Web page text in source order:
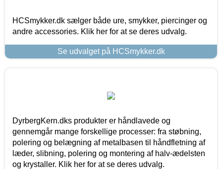
HCSmykker.dk sælger både ure, smykker, piercinger og
andre accessories. Klik her for at se deres udvalg.
Se udvalget på HCSmykker.dk
DyrbergKern.dks produkter er håndlavede og
gennemgår mange forskellige processer: fra støbning,
polering og belægning af metalbasen til håndfletning af
læder, slibning, polering og montering af halv-ædelsten
og krystaller. Klik her for at se deres udvalg.